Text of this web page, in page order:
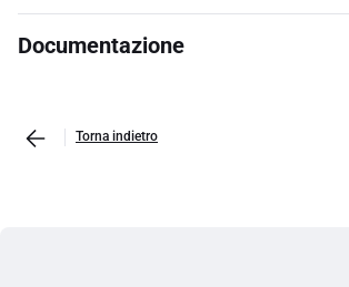
Documentazione
Torna indietro